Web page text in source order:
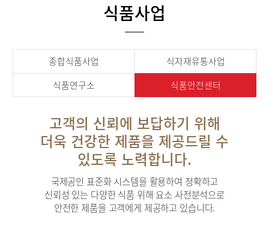
식품사업
종합식품사업
식자재유통사업
식품연구소
식품안전센터
고객의 신뢰에 보답하기 위해
더욱 건강한 제품을 제공드릴 수
있도록 노력합니다.
국제공인 표준화 시스템을 활용하여 정확하고
신뢰성 있는 다양한 식품 위해 요소 사전분석으로
안전한 제품을 고객에게 제공하고 있습니다.